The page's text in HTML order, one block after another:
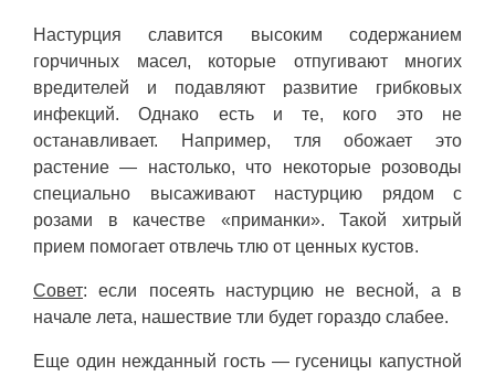
Настурция славится высоким содержанием
горчичных масел, которые отпугивают многих
вредителей и подавляют развитие грибковых
инфекций. Однако есть и те, кого это не
останавливает. Например, тля обожает это
растение — настолько, что некоторые розоводы
специально высаживают настурцию рядом с
розами в качестве «приманки». Такой хитрый
прием помогает отвлечь тлю от ценных кустов.
Совет: если посеять настурцию не весной, а в
начале лета, нашествие тли будет гораздо слабее.
Еще один нежданный гость — гусеницы капустной